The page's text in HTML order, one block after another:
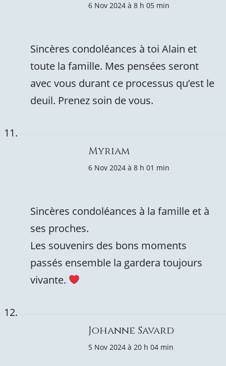
6 Nov 2024 à 8 h 05 min
Sincères condoléances à toi Alain et
toute la famille. Mes pensées seront
avec vous durant ce processus qu’est le
deuil. Prenez soin de vous.
Myriam
6 Nov 2024 à 8 h 01 min
Sincères condoléances à la famille et à
ses proches.
Les souvenirs des bons moments
passés ensemble la gardera toujours
vivante.
Johanne Savard
5 Nov 2024 à 20 h 04 min